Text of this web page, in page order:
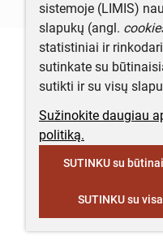
sistemoje (LIMIS)
slapukų (angl.
statistiniai ir
sutinkate su
sutikti ir su visų
Sužinokite daugiau
politiką.
SUTINKU su
SUTINKU su